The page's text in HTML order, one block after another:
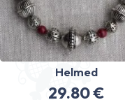
Helmed
29.80€